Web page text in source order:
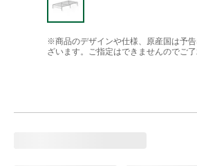
※商品のデザインや仕様、原産国は予
ざいます。ご指定はできませんのでご了